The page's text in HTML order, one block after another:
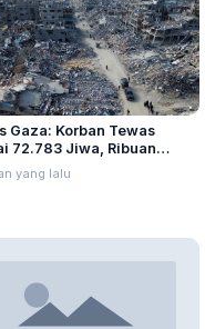
Gaza: Korban Tewas
72.783 Jiwa, Ribuan
Masih Tertimbun
yang lalu